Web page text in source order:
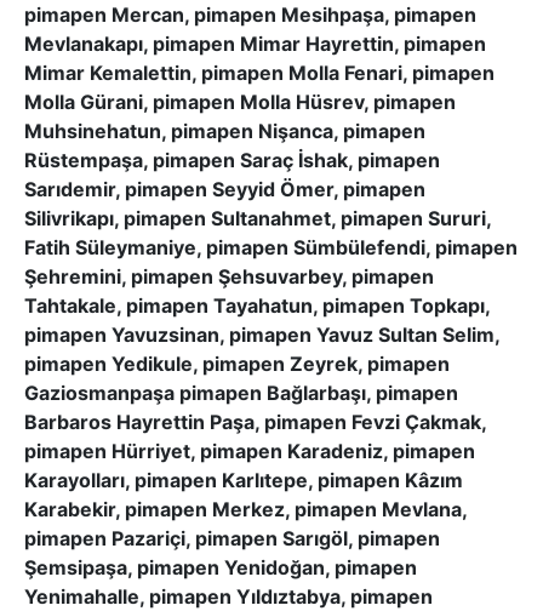
pimapen Mercan, pimapen Mesihpaşa, pimapen
Mevlanakapı, pimapen Mimar Hayrettin, pimapen
Mimar Kemalettin, pimapen Molla Fenari, pimapen
Molla Gürani, pimapen Molla Hüsrev, pimapen
Muhsinehatun, pimapen Nişanca, pimapen
Rüstempaşa, pimapen Saraç İshak, pimapen
Sarıdemir, pimapen Seyyid Ömer, pimapen
Silivrikapı, pimapen Sultanahmet, pimapen Sururi,
Fatih Süleymaniye, pimapen Sümbülefendi, pimapen
Şehremini, pimapen Şehsuvarbey, pimapen
Tahtakale, pimapen Tayahatun, pimapen Topkapı,
pimapen Yavuzsinan, pimapen Yavuz Sultan Selim,
pimapen Yedikule, pimapen Zeyrek, pimapen
Gaziosmanpaşa pimapen Bağlarbaşı, pimapen
Barbaros Hayrettin Paşa, pimapen Fevzi Çakmak,
pimapen Hürriyet, pimapen Karadeniz, pimapen
Karayolları, pimapen Karlıtepe, pimapen Kâzım
Karabekir, pimapen Merkez, pimapen Mevlana,
pimapen Pazariçi, pimapen Sarıgöl, pimapen
Şemsipaşa, pimapen Yenidoğan, pimapen
Yenimahalle, pimapen Yıldıztabya, pimapen